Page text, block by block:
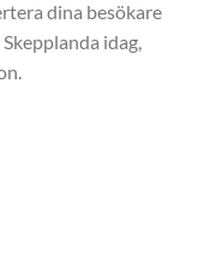
dina besökare
idag,